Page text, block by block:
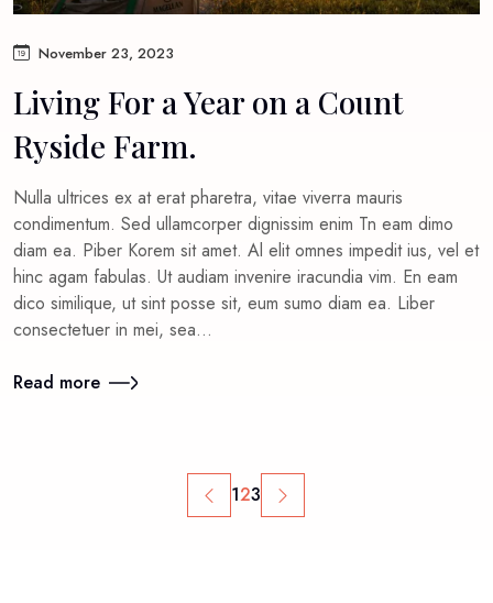
November 23, 2023
Living For a Year on a Count
Ryside Farm.
Nulla ultrices ex at erat pharetra, vitae viverra mauris
condimentum. Sed ullamcorper dignissim enim Tn eam dimo
diam ea. Piber Korem sit amet. Al elit omnes impedit ius, vel et
hinc agam fabulas. Ut audiam invenire iracundia vim. En eam
dico similique, ut sint posse sit, eum sumo diam ea. Liber
consectetuer in mei, sea…
Read more
123